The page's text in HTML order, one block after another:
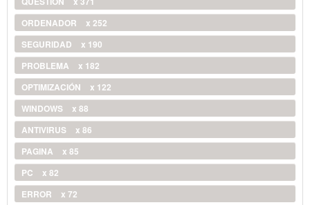
ORDENADOR
x 252
SEGURIDAD
x 190
PROBLEMA
x 182
OPTIMIZACIÓN
x 122
WINDOWS
x 88
ANTIVIRUS
x 86
PAGINA
x 85
PC
x 82
ERROR
x 72